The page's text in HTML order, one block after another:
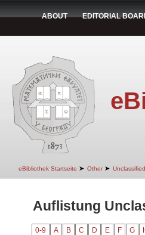
ABOUT EDITORIAL
eBibliothek Startseite ➤ Other ➤ Unclassified
Auflistung
0-9 A B C D E F G